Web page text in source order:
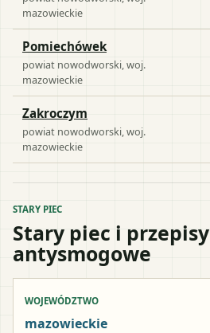
mazowieckie
Pomiechówek
powiat nowodworski , woj.
mazowieckie
Zakroczym
powiat nowodworski , woj.
mazowieckie
STARY PIEC
Stary piec i przepisy
antysmogowe
WOJEWÓDZTWO
mazowieckie